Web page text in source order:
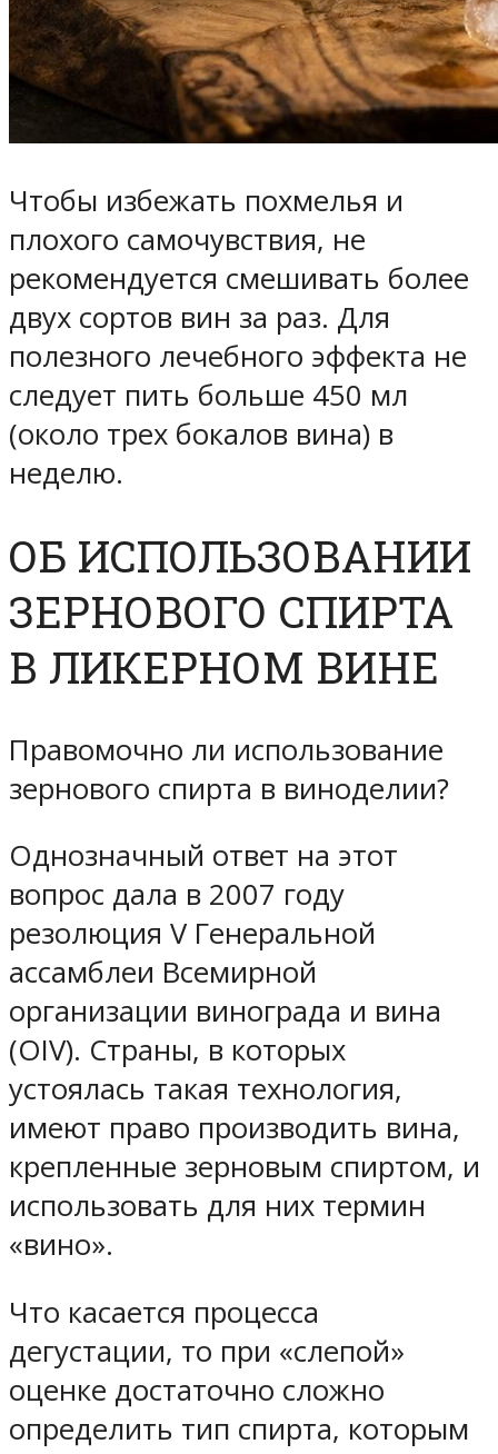
Чтобы избежать похмелья и
плохого самочувствия, не
рекомендуется смешивать более
двух сортов вин за раз. Для
полезного лечебного эффекта не
следует пить больше 450 мл
(около трех бокалов вина) в
неделю.
ОБ ИСПОЛЬЗОВАНИИ
ЗЕРНОВОГО СПИРТА
В ЛИКЕРНОМ ВИНЕ
Правомочно ли использование
зернового спирта в виноделии?
Однозначный ответ на этот
вопрос дала в 2007 году
резолюция V Генеральной
ассамблеи Всемирной
организации винограда и вина
(OIV). Страны, в которых
устоялась такая технология,
имеют право производить вина,
крепленные зерновым спиртом, и
использовать для них термин
«вино».
Что касается процесса
дегустации, то при «слепой»
оценке достаточно сложно
определить тип спирта, которым